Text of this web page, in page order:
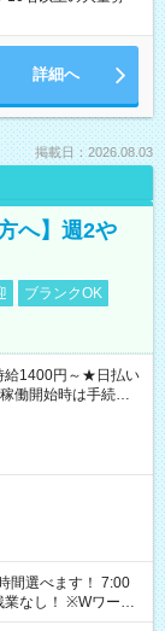
詳細へ
掲載日：2026.08.03
へ】週2や
ブランクOK
給1400円～★日払い
働開始時は手続き完
※Wワーク
業はご案内できま